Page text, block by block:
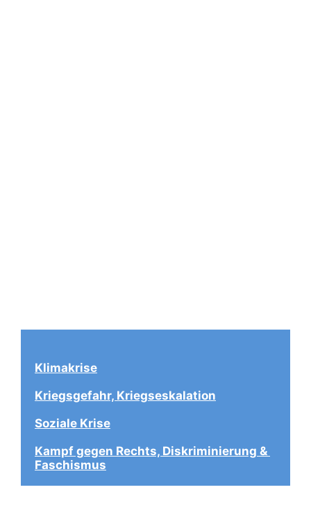
Klimakrise
Kriegsgefahr, Kriegseskalation
Soziale Krise
Kampf gegen Rechts, Diskriminierung &
Faschismus